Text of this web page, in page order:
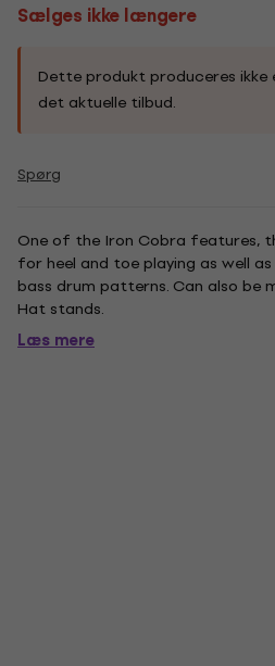
Sælges ikke længere
Dette produkt produceres ikke
det aktuelle tilbud.
Spørg
One of the Iron Cobra features,
for heel and toe playing as well
bass drum patterns. Can also be
Hat stands.
Læs mere